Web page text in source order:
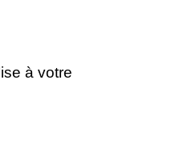
à votre